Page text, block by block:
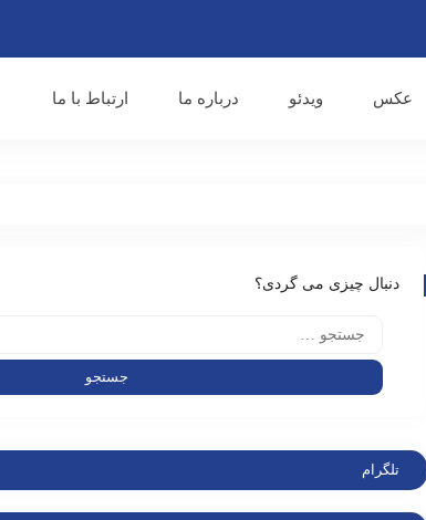
از وحدت ملی به عنوان پاسخ قاطع به تجاوز صهیونیست‌ها گفتند
عکس ویدئو درباره ما ارتباط با ما
دنبال چیزی می گردی؟
تلگرام